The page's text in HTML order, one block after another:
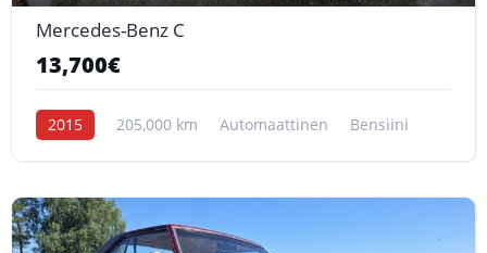
Mercedes-Benz C
13,700€
2015 205,000 km Automaattinen Bensiini